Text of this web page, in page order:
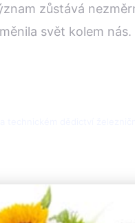
zůstává
svět kolem nás.